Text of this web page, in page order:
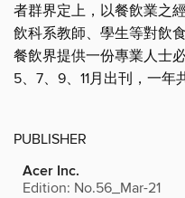
者群界定上，以餐飲業之
飲科系教師、學生等對飲
餐飲界提供一份專業人士
5、7、9、11月出刊，一年
PUBLISHER
Acer Inc.
Edition: No.56_Mar-21